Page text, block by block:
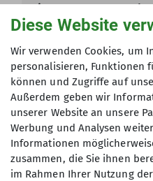
Live-Vortrag von Raoul
Dieser spannende
Reise in die eisige Welt
sich eine der letzten
unseres Planeten im
mehr erfahren
Andere Themen
Diese Website
Wir verwenden Cookies, um
personalisieren, Funktionen
können und Zugriffe auf
Außerdem geben wir
unserer Website an unsere
Werbung und Analysen
Informationen
zusammen, die Sie ihnen
im Rahmen Ihrer Nutzung